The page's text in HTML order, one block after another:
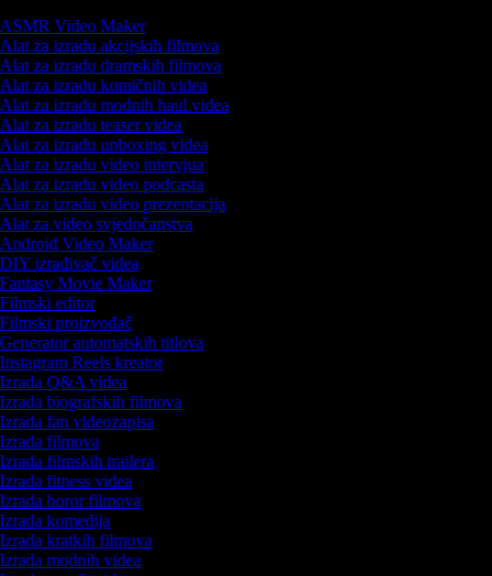
Video Maker
za izradu akcijskih filmova
za izradu dramskih filmova
za izradu komičnih videa
za izradu modnih haul videa
za izradu teaser videa
za izradu unboxing videa
za izradu video intervjua
za izradu video podcasta
za izradu video prezentacija
za video svjedočanstva
Video Maker
izrađivač videa
Movie Maker
editor
proizvođač
automatskih titlova
Reels kreator
Q&A videa
biografskih filmova
fan videozapisa
filmova
filmskih trailera
fitness videa
horor filmova
komedija
kratkih filmova
modnih videa